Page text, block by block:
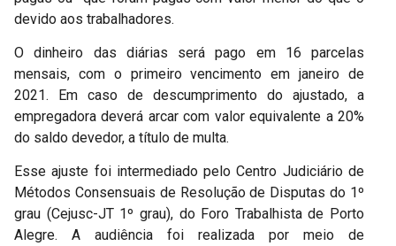
devido aos trabalhadores.
O dinheiro das diárias será pago em 16 parcelas
mensais, com o primeiro vencimento em janeiro de
2021. Em caso de descumprimento do ajustado, a
empregadora deverá arcar com valor equivalente a 20%
do saldo devedor, a título de multa.
Esse ajuste foi intermediado pelo Centro Judiciário de
Métodos Consensuais de Resolução de Disputas do 1º
grau (Cejusc-JT 1º grau), do Foro Trabalhista de Porto
Alegre. A audiência foi realizada por meio de